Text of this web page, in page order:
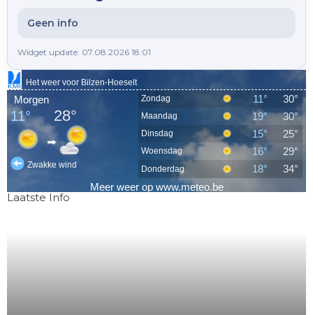
Geen info
Widget update: 07.08.2026 18:01
Laatste Info